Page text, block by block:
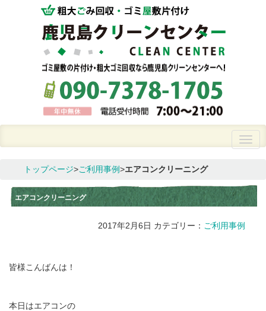
トップページ>ご利用事例>エアコンクリーニング
エアコンクリーニング
2017年2月6日 カテゴリー： ご利用事例
皆様こんばんは！
本日はエアコンの